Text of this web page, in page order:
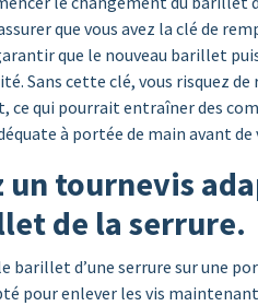
que vous avez la clé de
que le nouveau barillet
Sans cette clé, vous risquez
ce qui pourrait entraîner des
à portée de main avant
tournevis
de la serrure.
barillet d’une serrure sur une
pour enlever les vis